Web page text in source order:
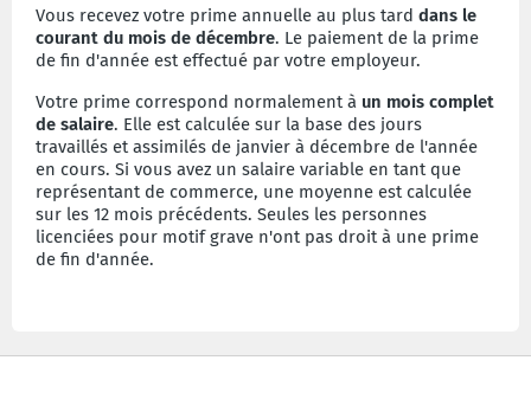
Vous recevez votre prime annuelle au plus tard dans le
courant du mois de décembre. Le paiement de la prime
de fin d'année est effectué par votre employeur.
Votre prime correspond normalement à un mois complet
de salaire. Elle est calculée sur la base des jours
travaillés et assimilés de janvier à décembre de l'année
en cours. Si vous avez un salaire variable en tant que
représentant de commerce, une moyenne est calculée
sur les 12 mois précédents. Seules les personnes
licenciées pour motif grave n'ont pas droit à une prime
de fin d'année.